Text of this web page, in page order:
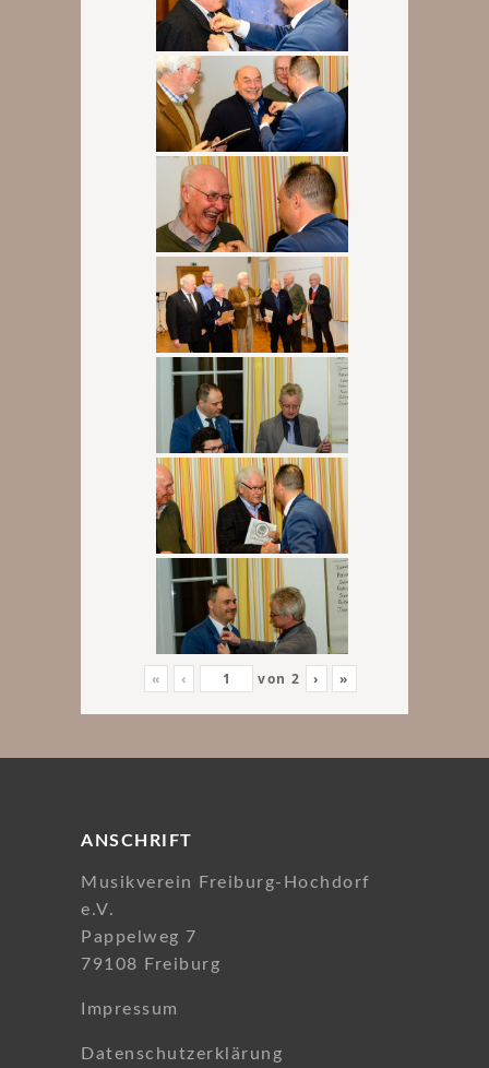
« ‹ von 2 › »
ANSCHRIFT
Musikverein Freiburg-Hochdorf
e.V.
Pappelweg 7
79108 Freiburg
Impressum
Datenschutzerklärung